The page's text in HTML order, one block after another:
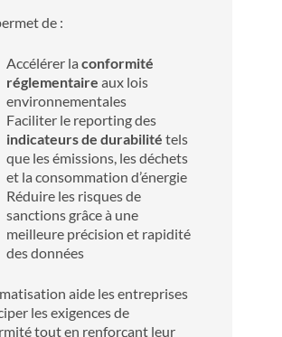
de :
Accélérer la conformité
réglementaire aux lois
environnementales
Faciliter le reporting des
indicateurs de durabilité tels
que les émissions, les déchets
et la consommation d’énergie
Réduire les risques de
sanctions grâce à une
meilleure précision et rapidité
des données
aide les entreprises
les exigences de
tout en renforçant leur